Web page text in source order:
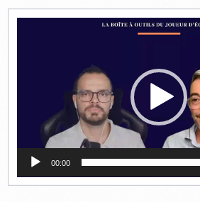
00:00